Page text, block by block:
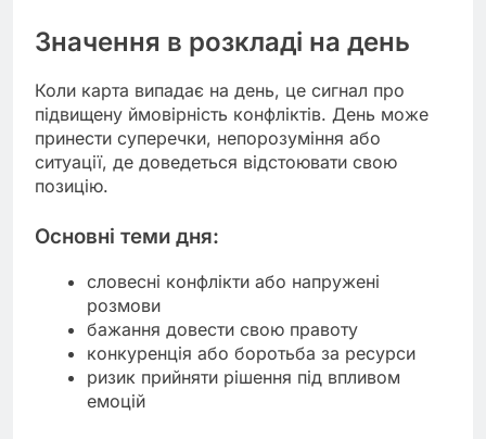
Значення в розкладі на день
Коли карта випадає на день, це сигнал про
підвищену ймовірність конфліктів. День може
принести суперечки, непорозуміння або
ситуації, де доведеться відстоювати свою
позицію.
Основні теми дня:
словесні конфлікти або напружені
розмови
бажання довести свою правоту
конкуренція або боротьба за ресурси
ризик прийняти рішення під впливом
емоцій